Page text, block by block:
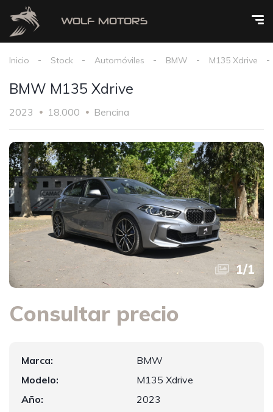
Inicio Stock Automóviles BMW M135 Xdrive
BMW M135 Xdrive
2023 18.000 Bencina
1/1
Consultar precio
Marca:
BMW
Modelo:
M135 Xdrive
Año:
2023